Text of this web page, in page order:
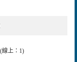
線上：1)